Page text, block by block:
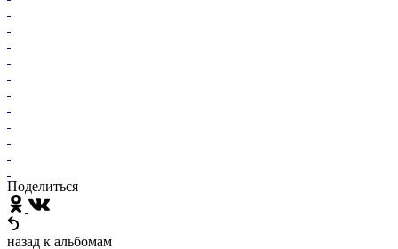
Поделиться
назад к альбомам